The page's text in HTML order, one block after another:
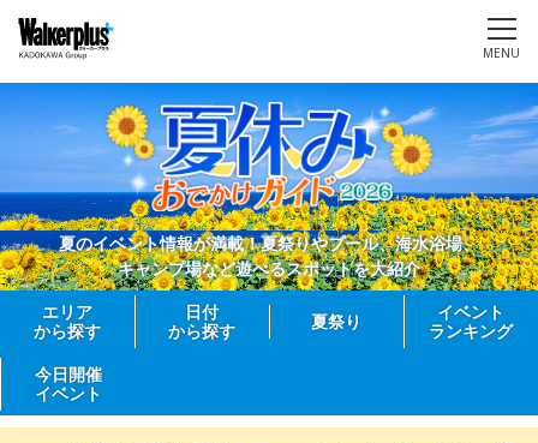
MENU
夏のイベント情報が満載！夏祭りやプール、海水浴場、
キャンプ場など遊べるスポットを大紹介
エリア
から探す
日付
から探す
夏祭り
イベント
ランキング
今日開催
イベント